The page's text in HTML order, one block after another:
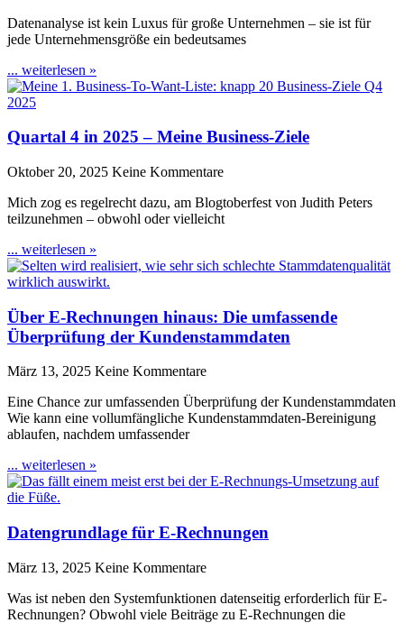
Datenanalyse ist kein Luxus für große Unternehmen – sie ist für
jede Unternehmensgröße ein bedeutsames
... weiterlesen »
Quartal 4 in 2025 – Meine Business-Ziele
Oktober 20, 2025 Keine Kommentare
Mich zog es regelrecht dazu, am Blogtoberfest von Judith Peters
teilzunehmen – obwohl oder vielleicht
... weiterlesen »
Über E-Rechnungen hinaus: Die umfassende
Überprüfung der Kundenstammdaten
März 13, 2025 Keine Kommentare
Eine Chance zur umfassenden Überprüfung der Kundenstammdaten
Wie kann eine vollumfängliche Kundenstammdaten-Bereinigung
ablaufen, nachdem umfassender
... weiterlesen »
Datengrundlage für E-Rechnungen
März 13, 2025 Keine Kommentare
Was ist neben den Systemfunktionen datenseitig erforderlich für E-
Rechnungen? Obwohl viele Beiträge zu E-Rechnungen die